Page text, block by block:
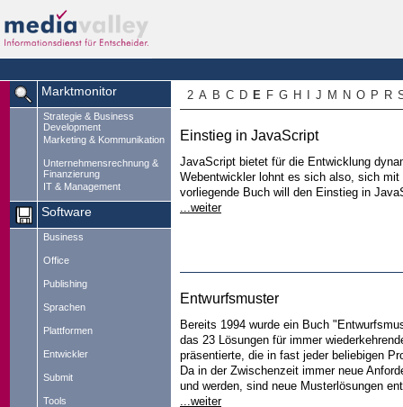
Marktmonitor
Strategie & Business
Development
Marketing & Kommunikation
Unternehmensrechnung &
Finanzierung
IT & Management
Software
Business
Office
Publishing
Sprachen
Plattformen
Entwickler
Submit
Tools
2 A B C D E F G H J M N O P R
Einstieg in JavaScript
JavaScript bietet für die Entwicklung
Webentwickler lohnt es sich also, sich
vorliegende Buch will den Einstieg in
...weiter
Entwurfsmuster
Bereits 1994 wurde ein Buch
das 23 Lösungen für immer
präsentierte, die in fast jeder beliebigen
Da in der Zwischenzeit immer neue
und werden, sind neue Musterlösungen
...weiter